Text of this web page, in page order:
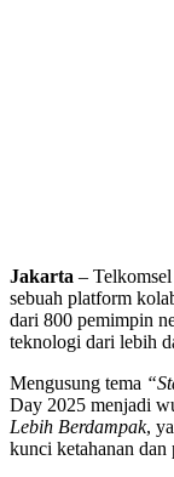
Jakarta –
sebuah platform
dari 800 pemimpin
teknologi dari lebih
Mengusung tema
Day 2025 menjadi
Lebih Berdampak,
kunci ketahanan dan